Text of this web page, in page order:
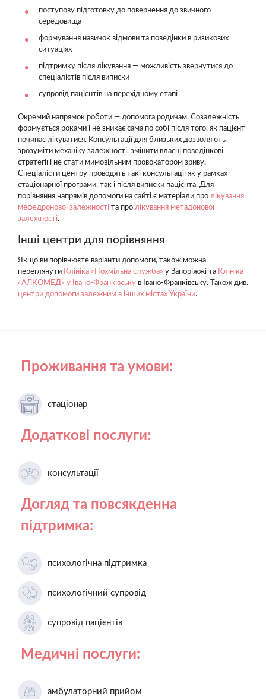
поступову підготовку до повернення до звичного
середовища
формування навичок відмови та поведінки в ризикових
ситуаціях
підтримку після лікування — можливість звернутися до
спеціалістів після виписки
супровід пацієнтів на перехідному етапі
Окремий напрямок роботи — допомога родичам. Созалежність
формується роками і не зникає сама по собі після того, як пацієнт
починає лікуватися. Консультації для близьких дозволяють
зрозуміти механіку залежності, змінити власні поведінкові
стратегії і не стати мимовільним провокатором зриву.
Спеціалісти центру проводять такі консультації як у рамках
стаціонарної програми, так і після виписки пацієнта. Для
порівняння напрямів допомоги на сайті є матеріали про лікування
мефедронової залежності та про лікування метадонової
залежності.
Інші центри для порівняння
Якщо ви порівнюєте варіанти допомоги, також можна
переглянути Клініка «Похмільна служба» у Запоріжжі та Клініка
«АЛКОМЕД» у Івано-Франківську в Івано-Франківську. Також див.
центри допомоги залежним в інших містах України.
Проживання та умови:
стаціонар
Додаткові послуги:
консультації
Догляд та повсякденна
підтримка:
психологічна підтримка
психологічний супровід
супровід пацієнтів
Медичні послуги:
амбулаторний прийом